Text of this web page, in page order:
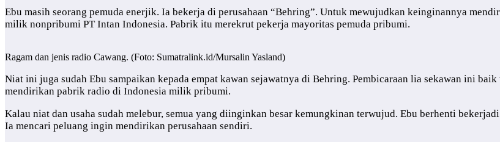
Ebu masih seorang pemuda enerjik. Ia bekerja di perusahaan “Behring”. Untuk mewujudkan keinginannya
milik nonpribumi PT Intan Indonesia. Pabrik itu merekrut pekerja mayoritas pemuda pribumi.
Ragam dan jenis radio Cawang. (Foto: Sumatralink.id/Mursalin Yasland)
Niat ini juga sudah Ebu sampaikan kepada empat kawan sejawatnya di Behring. Pembicaraan lia sekawan ini
mendirikan pabrik radio di Indonesia milik pribumi.
Kalau niat dan usaha sudah melebur, semua yang diinginkan besar kemungkinan terwujud. Ebu berhenti
Ia mencari peluang ingin mendirikan perusahaan sendiri.